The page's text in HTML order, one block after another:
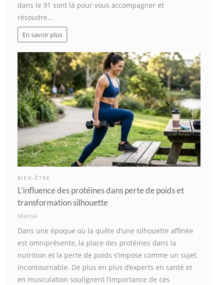
dans le 91 sont là pour vous accompagner et
résoudre…
En savoir plus
BIEN-ÊTRE
L’influence des protéines dans perte de poids et
transformation silhouette
Marise
Dans une époque où la quête d’une silhouette affinée
est omniprésente, la place des protéines dans la
nutrition et la perte de poids s’impose comme un sujet
incontournable. De plus en plus d’experts en santé et
en musculation soulignent l’importance de ces